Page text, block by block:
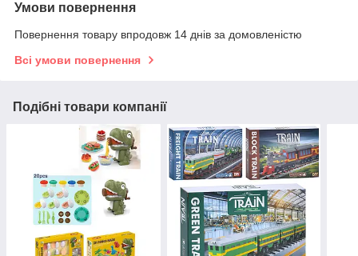
Умови повернення
Повернення товару впродовж 14 днів за домовленістю
Всі умови повернення
Подібні товари компанії